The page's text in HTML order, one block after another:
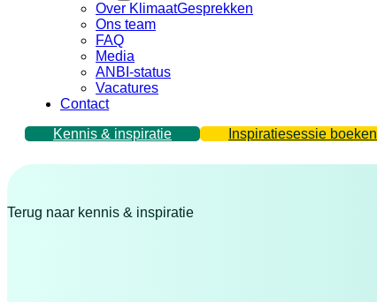
Over KlimaatGesprekken
Ons team
FAQ
Media
ANBI-status
Vacatures
Contact
Kennis & inspiratie
Inspiratiesessie boeken
Terug naar kennis & inspiratie